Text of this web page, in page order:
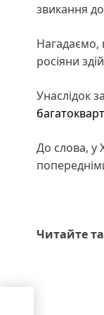
звикання
Нагадаємо,
росіяни
Унаслідок
До слова, у
Читайте